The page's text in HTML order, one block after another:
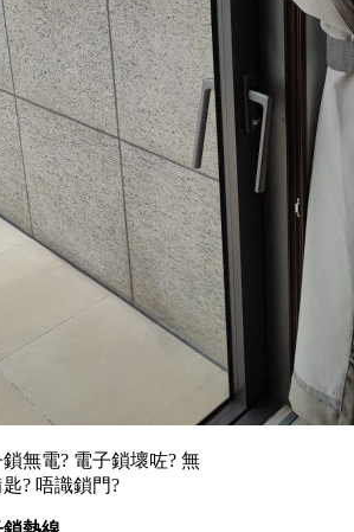
無電? 電子鎖壞咗? 無
? 唔識鎖門?